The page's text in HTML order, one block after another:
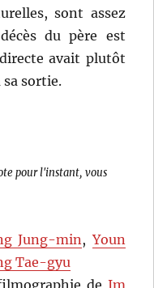
sont assez
du père est
avait plutôt
sortie.
pour l'instant, vous
Jung-min,Youn
Tae-gyu